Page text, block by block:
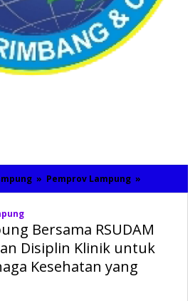
» Pemprov Lampung »
Lampung
Perkuat
Etika
dan
Bersama RSUDAM
Disiplin Klinik untuk
Kesehatan yang